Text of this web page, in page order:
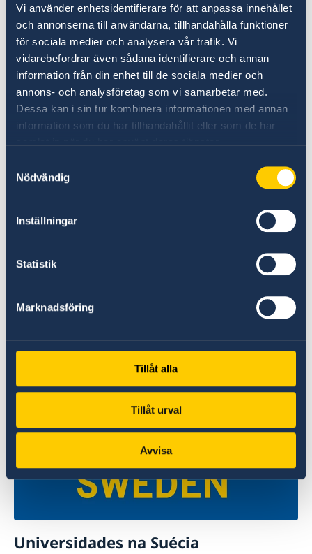
Vi använder enhetsidentifierare för att anpassa innehållet
och annonserna till användarna, tillhandahålla funktioner
för sociala medier och analysera vår trafik. Vi
vidarebefordrar även sådana identifierare och annan
information från din enhet till de sociala medier och
annons- och analysföretag som vi samarbetar med.
Dessa kan i sin tur kombinera informationen med annan
information som du har tillhandahållit eller som de har
samlat in när du har använt deras tjänster.
Nödvändig
Inställningar
Statistik
Marknadsföring
Tillåt alla
Tillåt urval
Avvisa
ou irregularidades relacionadas com as
atividades da administração estrangeira, pode
apresentar uma queixa/denuncia ao Ministério
dos Negócios Estrangeiros.
Apresentar uma queixa contra o MNE (em
inglês)
Denunciar suspeitas de crimes ou outras
O site oficial para turismo e viagens na Suécia.
Leia mais
Universidades na Suécia